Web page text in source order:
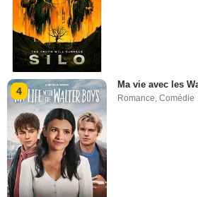
4
Ma vie avec les
Romance,Comédie